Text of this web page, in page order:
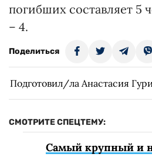
погибших составляет 5
– 4.
Поделиться
Подготовил/ла Анастасия
СМОТРИТЕ СПЕЦТЕМУ:
Самый крупный и